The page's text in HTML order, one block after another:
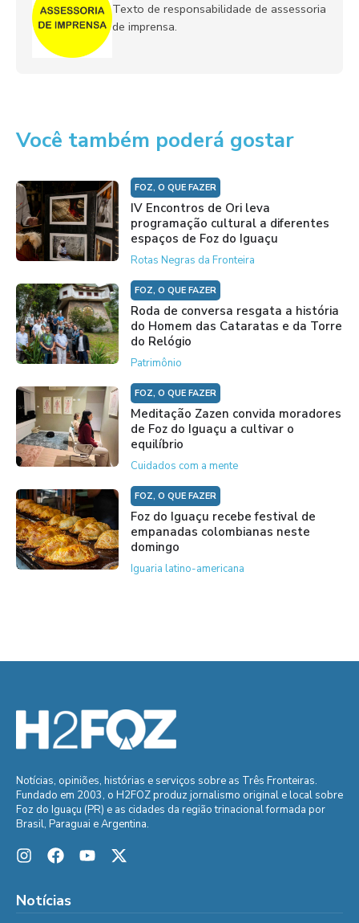
Texto de responsabilidade de assessoria
de imprensa.
Você também poderá gostar
FOZ, O QUE FAZER
IV Encontros de Ori leva
programação cultural a diferentes
espaços de Foz do Iguaçu
Rotas Negras da Fronteira
FOZ, O QUE FAZER
Roda de conversa resgata a história
do Homem das Cataratas e da Torre
do Relógio
Patrimônio
FOZ, O QUE FAZER
Meditação Zazen convida moradores
de Foz do Iguaçu a cultivar o
equilíbrio
Cuidados com a mente
FOZ, O QUE FAZER
Foz do Iguaçu recebe festival de
empanadas colombianas neste
domingo
Iguaria latino-americana
Notícias, opiniões, histórias e serviços sobre as Três Fronteiras.
Fundado em 2003, o H2FOZ produz jornalismo original e local sobre
Foz do Iguaçu (PR) e as cidades da região trinacional formada por
Brasil, Paraguai e Argentina.
Notícias